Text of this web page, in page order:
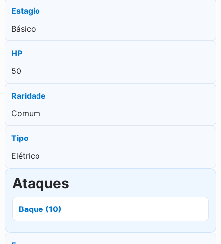
Estagio
Básico
HP
50
Raridade
Comum
Tipo
Elétrico
Ataques
Baque (10)